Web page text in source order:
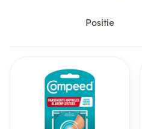
Sorteer op: